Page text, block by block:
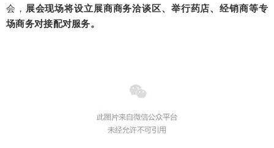
会， 展会现场将设立展商商务洽谈区、举行药店、经销商等专
场商务对接配对服务。